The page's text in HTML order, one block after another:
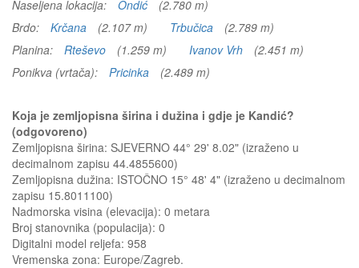
Naseljena lokacija:
Ondić
(2.780 m)
Brdo:
Krčana (2.107 m) Trbučica
(2.789 m)
Planina:
Rteševo (1.259 m) Ivanov Vrh
(2.451 m)
Ponikva (vrtača):
Pricinka (2.489 m)
Koja je zemljopisna širina i dužina i gdje je Kandić?
(odgovoreno)
Zemljopisna širina: SJEVERNO 44° 29' 8.02" (izraženo u
decimalnom zapisu 44.4855600)
Zemljopisna dužina: ISTOČNO 15° 48' 4" (izraženo u decimalnom
zapisu 15.8011100)
Nadmorska visina (elevacija): 0 metara
Broj stanovnika (populacija): 0
Digitalni model reljefa: 958
Vremenska zona: Europe/Zagreb.